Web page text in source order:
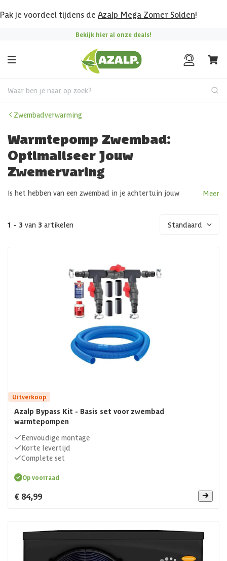
Pak je voordeel tijdens de Azalp Mega Zomer Solden!
Bekijk hier al onze deals!
Waar ben je naar op zoek?
Zwembadverwarming
Warmtepomp Zwembad:
Optimaliseer Jouw
Zwemervaring
Is het hebben van een zwembad in je achtertuin jouw
watertemperatuur handhaven kan een uitdaging zijn,
Meer
1 - 3 van 3 artikelen Standaard
Uitverkoop
Azalp Bypass Kit - Basis set voor zwembad
warmtepompen
Eenvoudige montage
Korte levertijd
Complete set
Op voorraad
€ 84,99